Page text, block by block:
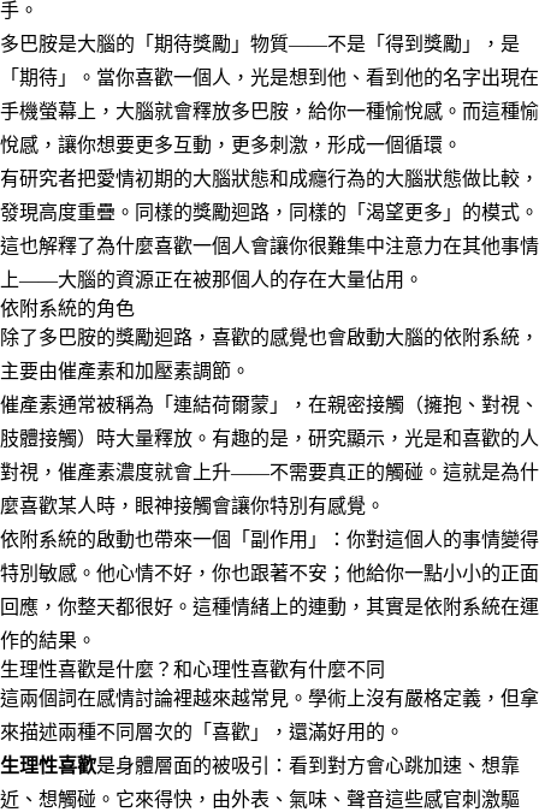
手。
多巴胺是大腦的「期待獎勵」物質——不是「得到獎勵」，是
「期待」。當你喜歡一個人，光是想到他、看到他的名字出現在
手機螢幕上，大腦就會釋放多巴胺，給你一種愉悅感。而這種愉
悅感，讓你想要更多互動，更多刺激，形成一個循環。
有研究者把愛情初期的大腦狀態和成癮行為的大腦狀態做比較，
發現高度重疊。同樣的獎勵迴路，同樣的「渴望更多」的模式。
這也解釋了為什麼喜歡一個人會讓你很難集中注意力在其他事情
上——大腦的資源正在被那個人的存在大量佔用。
依附系統的角色
除了多巴胺的獎勵迴路，喜歡的感覺也會啟動大腦的依附系統，
主要由催產素和加壓素調節。
催產素通常被稱為「連結荷爾蒙」，在親密接觸（擁抱、對視、
肢體接觸）時大量釋放。有趣的是，研究顯示，光是和喜歡的人
對視，催產素濃度就會上升——不需要真正的觸碰。這就是為什
麼喜歡某人時，眼神接觸會讓你特別有感覺。
依附系統的啟動也帶來一個「副作用」：你對這個人的事情變得
特別敏感。他心情不好，你也跟著不安；他給你一點小小的正面
回應，你整天都很好。這種情緒上的連動，其實是依附系統在運
作的結果。
生理性喜歡是什麼？和心理性喜歡有什麼不同
這兩個詞在感情討論裡越來越常見。學術上沒有嚴格定義，但拿
來描述兩種不同層次的「喜歡」，還滿好用的。
生理性喜歡是身體層面的被吸引：看到對方會心跳加速、想靠
近、想觸碰。它來得快，由外表、氣味、聲音這些感官刺激驅